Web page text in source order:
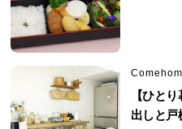
【ひと
出しと